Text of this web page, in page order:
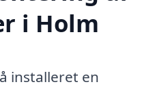
i Holm
installeret en